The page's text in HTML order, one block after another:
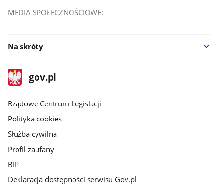
MEDIA SPOŁECZNOŚCIOWE:
Na skróty
stopka
gov.plStrona
gov.pl
Rządowe Centrum Legislacji
Polityka cookies
Służba cywilna
Profil zaufany
BIP
Deklaracja dostępności serwisu Gov.pl